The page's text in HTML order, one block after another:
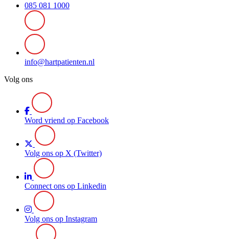
085 081 1000
info@hartpatienten.nl
Volg ons
Word vriend op Facebook
Volg ons op X (Twitter)
Connect ons op Linkedin
Volg ons op Instagram